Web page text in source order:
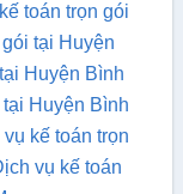
toán trọn gói
tại Huyện
Huyện Bình
Huyện Bình
vụ kế toán trọn
vụ kế toán